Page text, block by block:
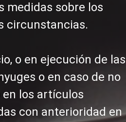
medidas sobre los
circunstancias.
o en ejecución de las
o en caso de no
los artículos
con anterioridad en